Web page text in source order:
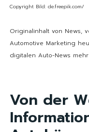
Copyright Bild: de.freepik.com/
Originalinhalt von News,
Automotive Marketing
digitalen Auto-News
Von der